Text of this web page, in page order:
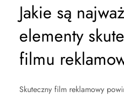
Jakie są
elementy
filmu
Skuteczny film reklamowy